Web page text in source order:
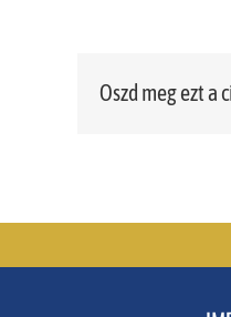
Oszd meg ezt a